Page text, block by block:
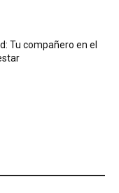
Tu compañero en el